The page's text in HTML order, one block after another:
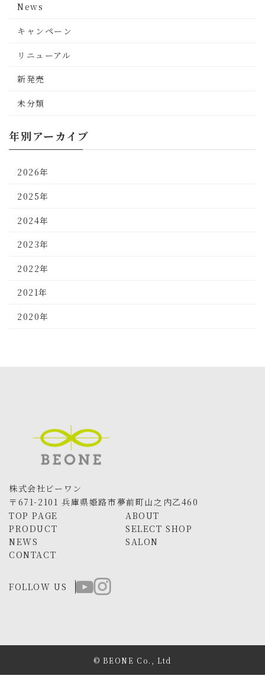
News
キャンペーン
リニューアル
新発売
未分類
年別アーカイブ
2026年
2025年
2024年
2023年
2022年
2021年
2020年
株式会社ビーワン
〒671-2101 兵庫県姫路市夢前町山之内乙460
TOP PAGE
ABOUT
PRODUCT
SELECT SHOP
NEWS
SALON
CONTACT
FOLLOW US
© BEONE Co., Ltd